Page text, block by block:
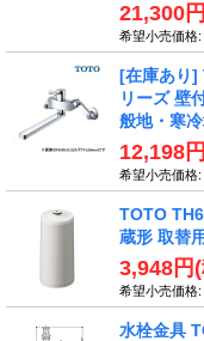
21,300円
希望小売価格:
[在庫あり
リーズ 壁
般地・寒
12,198円
希望小売価格:
TOTO
蔵形 取替
3,948円
希望小売価格:
水栓金具